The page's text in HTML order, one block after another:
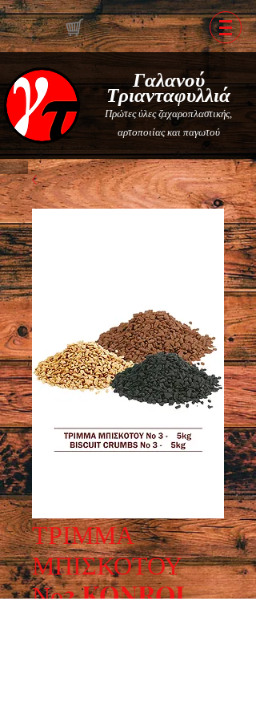
Γαλανού
Τριανταφυλλιά
Πρώτες ύλες ζαχαροπλαστικής,
αρτοποιίας και παγωτού
ΤΡΙΜΜΑ
ΜΠΙΣΚΟΤΟΥ
Νο3 KONROL